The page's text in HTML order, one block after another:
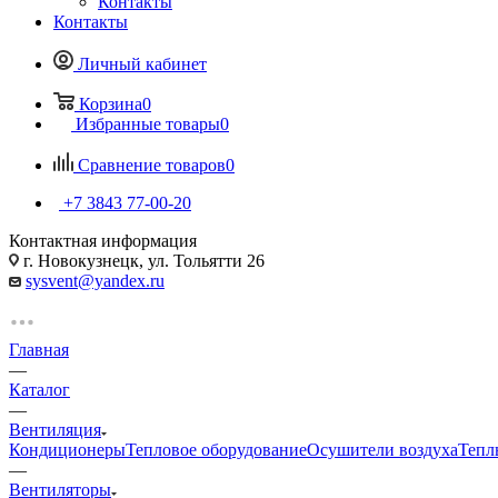
Контакты
Личный кабинет
Корзина0
Избранные товары0
Сравнение товаров0
+7 3843 77-00-20
Контактная информация
г. Новокузнецк, ул. Тольятти 26
sysvent@yandex.ru
Главная
—
Каталог
—
Вентиляция
КондиционерыТепловое оборудованиеОсушители воздуха
—
Вентиляторы